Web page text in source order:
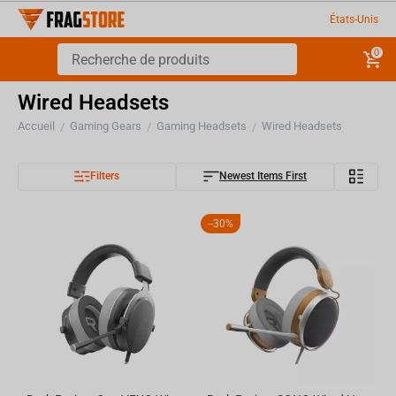
États-Unis
0
Wired Headsets
Accueil / Gaming Gears / Gaming Headsets / Wired Headsets
Filters Newest Items First
- 30%